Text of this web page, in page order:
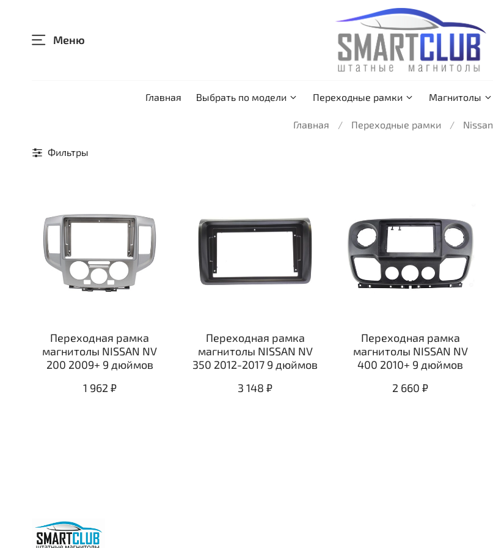
Меню
Главная Выбрать по модели Переходные рамки Магнитолы
Главная Переходные рамки Nissan
Фильтры
Переходная рамка
магнитолы NISSAN NV
200 2009+ 9 дюймов
1 962 ₽
Переходная рамка
магнитолы NISSAN NV
350 2012-2017 9 дюймов
3 148 ₽
Переходная рамка
магнитолы NISSAN NV
400 2010+ 9 дюймов
2 660 ₽